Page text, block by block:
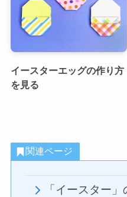
イースターエッグの作り方
を見る
関連ページ
「イースター